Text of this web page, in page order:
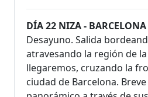
DÍA 22 NIZA - BARCELONA
Desayuno. Salida
atravesando la región de
llegaremos, cruzando la
ciudad de Barcelona.